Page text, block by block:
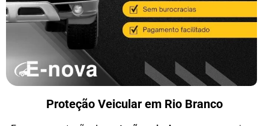
Proteção Veicular em Rio Branco